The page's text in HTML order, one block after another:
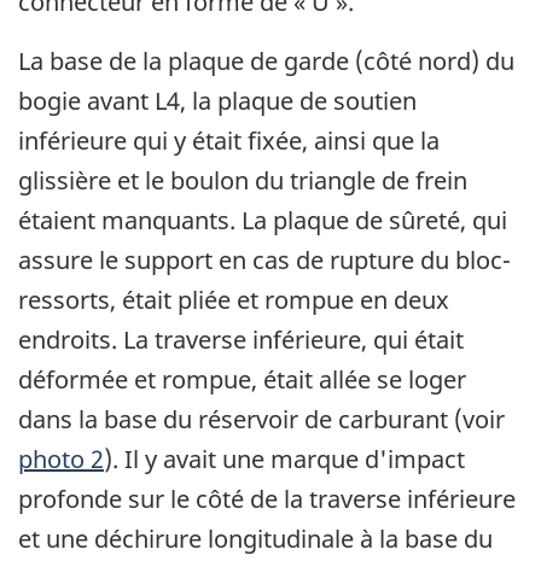
La base de la plaque de garde (côté nord) du
bogie avant L4, la plaque de soutien
inférieure qui y était fixée, ainsi que la
glissière et le boulon du triangle de frein
étaient manquants. La plaque de sûreté, qui
assure le support en cas de rupture du bloc-
ressorts, était pliée et rompue en deux
endroits. La traverse inférieure, qui était
déformée et rompue, était allée se loger
dans la base du réservoir de carburant (voir
photo 2). Il y avait une marque d'impact
profonde sur le côté de la traverse inférieure
et une déchirure longitudinale à la base du